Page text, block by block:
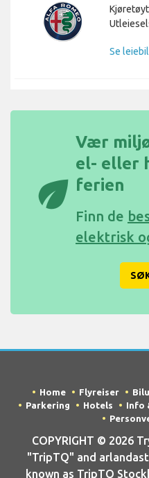
Se
eco
Vær
el- eller
ferien
Finn de
elektrisk
Home Flyreiser
Parkering
Hotels Info
COPYRIGHT © 2026
"TripTQ" and
known as TripTQ